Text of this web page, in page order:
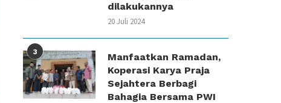
dilakukannya
20 Juli 2024
3
Manfaatkan Ramadan,
Koperasi Karya Praja
Sejahtera Berbagi
Bahagia Bersama PWI